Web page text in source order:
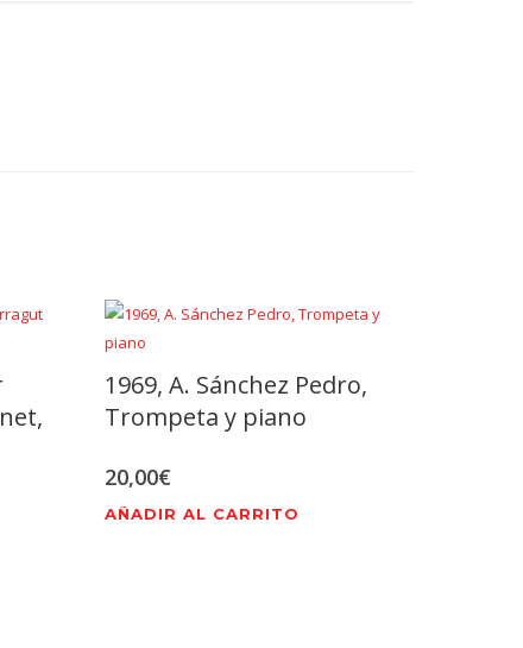
1969, A. Sánchez Pedro,
Trompeta y piano
20,00€
AÑADIR AL CARRITO